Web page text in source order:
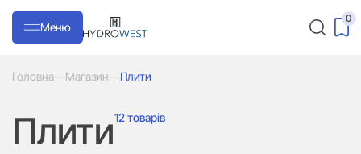
Меню
0
Головна—Магазин—Плити
Плити12 товарів